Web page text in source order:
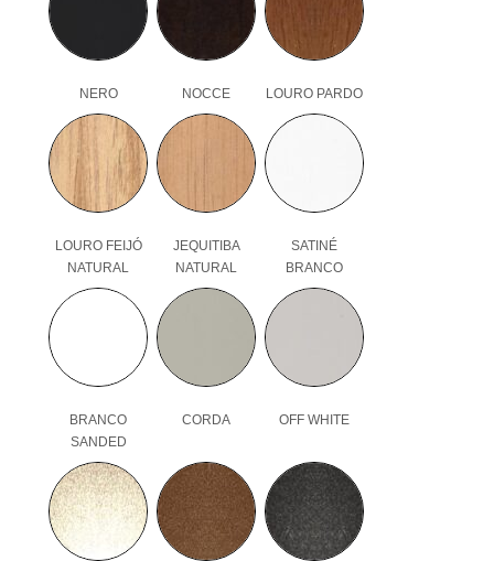
NERO NOCCE LOURO PARDO
LOURO FEIJÓ
NATURAL
JEQUITIBA
NATURAL
SATINÉ
BRANCO
BRANCO
SANDED
CORDA OFF WHITE